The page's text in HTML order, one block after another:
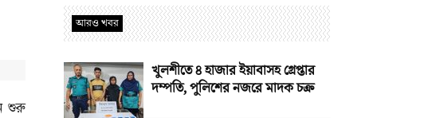
শুরু
আরও খবর
খুলশীতে ৪ হাজার ইয়াবাসহ গ্রেপ্তার
দম্পতি, পুলিশের নজরে মাদক চক্র